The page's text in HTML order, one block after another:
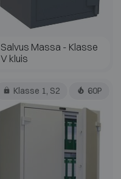
Salvus Massa - Klasse
V kluis
Klasse 1, S2 60P